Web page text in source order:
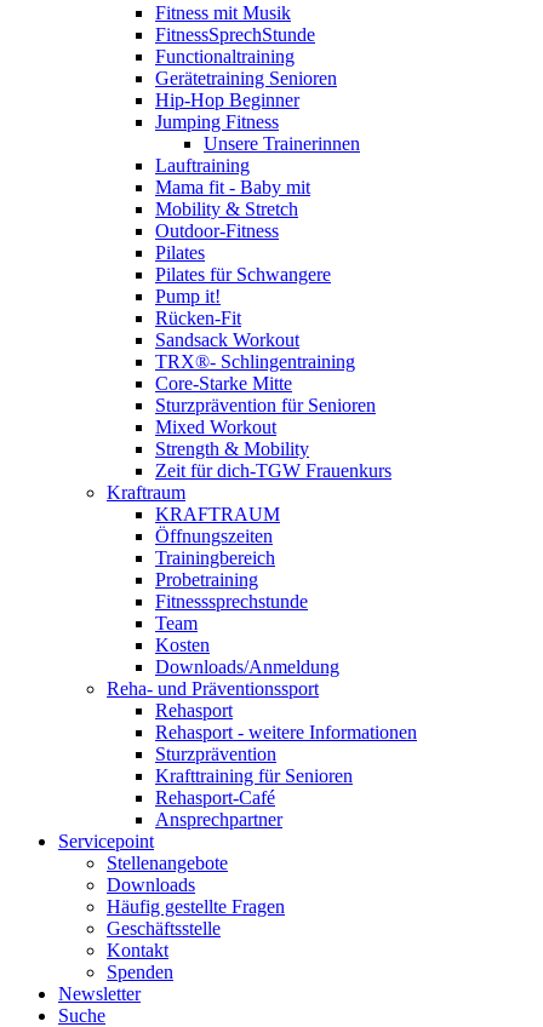
Fitness mit Musik
FitnessSprechStunde
Functionaltraining
Gerätetraining Senioren
Hip-Hop Beginner
Jumping Fitness
Unsere Trainerinnen
Lauftraining
Mama fit - Baby mit
Mobility & Stretch
Outdoor-Fitness
Pilates
Pilates für Schwangere
Pump it!
Rücken-Fit
Sandsack Workout
TRX®- Schlingentraining
Core-Starke Mitte
Sturzprävention für Senioren
Mixed Workout
Strength & Mobility
Zeit für dich-TGW Frauenkurs
Kraftraum
KRAFTRAUM
Öffnungszeiten
Trainingbereich
Probetraining
Fitnesssprechstunde
Team
Kosten
Downloads/Anmeldung
Reha- und Präventionssport
Rehasport
Rehasport - weitere Informationen
Sturzprävention
Krafttraining für Senioren
Rehasport-Café
Ansprechpartner
Servicepoint
Stellenangebote
Downloads
Häufig gestellte Fragen
Geschäftsstelle
Kontakt
Spenden
Newsletter
Suche